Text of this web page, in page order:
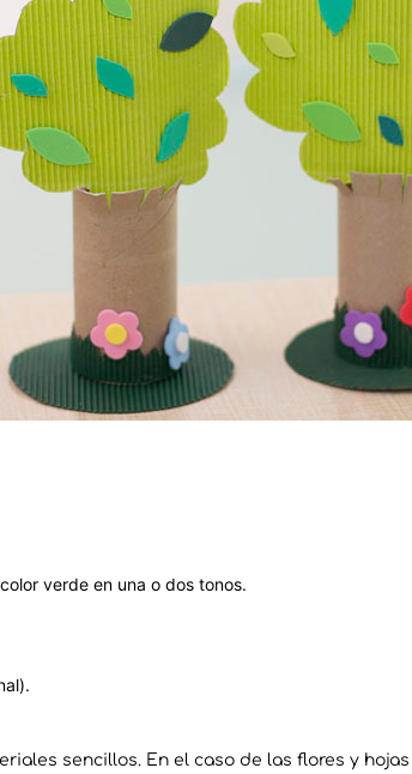
verde en una o dos tonos.
sencillos. En el caso de las flores y